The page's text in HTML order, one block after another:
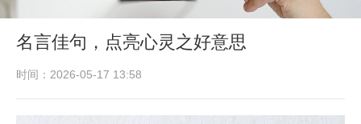
名言佳句，点亮心灵之好意思
时间：2026-05-17 13:58